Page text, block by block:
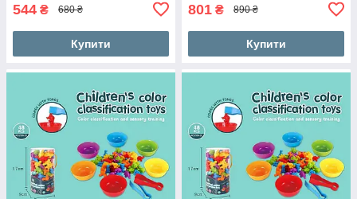
544 ₴ 680 ₴
Купити
801 ₴ 890 ₴
Купити